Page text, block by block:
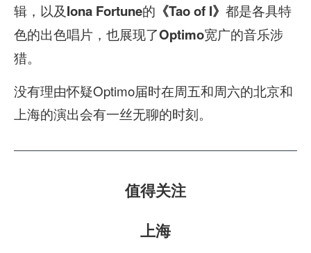
辑，以及Iona Fortune的 《Tao of I》 都是各具特
色的出色唱片，也展现了Optimo宽广的音乐涉
猎。
没有理由怀疑Optimo届时在周五和周六的北京和
上海的演出会有一丝无聊的时刻。
值得关注
上海